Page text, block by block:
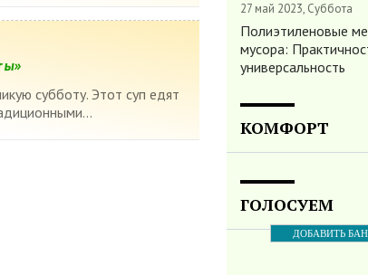
субботу. Этот суп едят
27 май 2023, Суббота
Полиэтиленовые
мусора:
универсальность
КОМФОРТ
ГОЛОСУЕМ
ДОБАВИТЬ